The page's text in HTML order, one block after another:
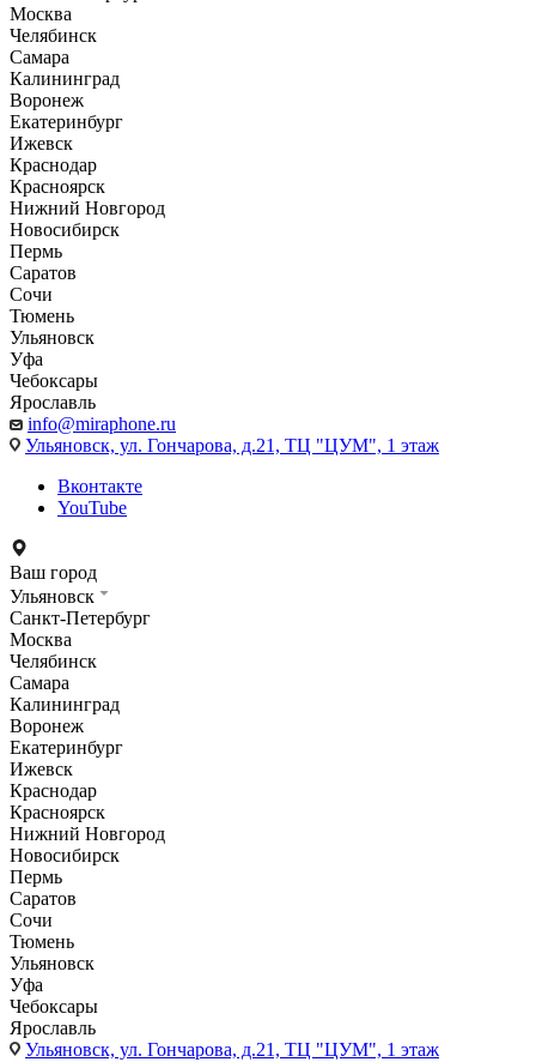
Москва
Челябинск
Самара
Калининград
Воронеж
Екатеринбург
Ижевск
Краснодар
Красноярск
Нижний Новгород
Новосибирск
Пермь
Саратов
Сочи
Тюмень
Ульяновск
Уфа
Чебоксары
Ярославль
info@miraphone.ru
Ульяновск, ул. Гончарова, д.21, ТЦ "ЦУМ", 1 этаж
Вконтакте
YouTube
Ваш город
Ульяновск
Санкт-Петербург
Москва
Челябинск
Самара
Калининград
Воронеж
Екатеринбург
Ижевск
Краснодар
Красноярск
Нижний Новгород
Новосибирск
Пермь
Саратов
Сочи
Тюмень
Ульяновск
Уфа
Чебоксары
Ярославль
Ульяновск, ул. Гончарова, д.21, ТЦ "ЦУМ", 1 этаж